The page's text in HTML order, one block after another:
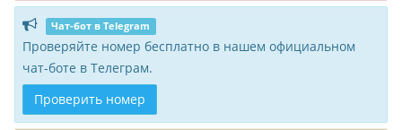
Чат-бот в Telegram
Проверяйте номер бесплатно в нашем официальном
чат-боте в Телеграм.
Проверить номер